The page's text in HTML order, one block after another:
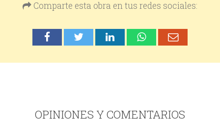
Comparte esta obra en tus redes sociales:
OPINIONES Y COMENTARIOS